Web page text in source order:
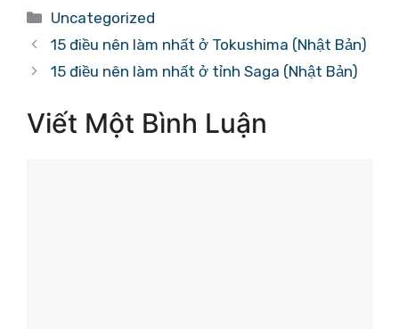
Danh
mục
Uncategorized
15 điều nên làm nhất ở Tokushima (Nhật Bản)
15 điều nên làm nhất ở tỉnh Saga (Nhật Bản)
Viết Một Bình Luận